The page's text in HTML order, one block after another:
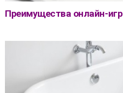
Преимущества онлайн-игр